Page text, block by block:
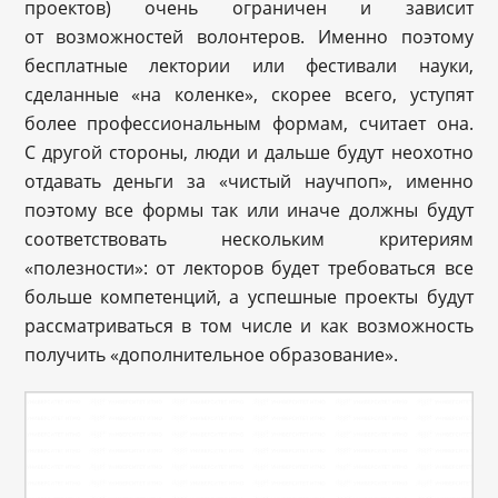
проектов) очень ограничен и зависит
от возможностей волонтеров. Именно поэтому
бесплатные лектории или фестивали науки,
сделанные «на коленке», скорее всего, уступят
более профессиональным формам, считает она.
С другой стороны, люди и дальше будут неохотно
отдавать деньги за «чистый научпоп», именно
поэтому все формы так или иначе должны будут
соответствовать нескольким критериям
«полезности»: от лекторов будет требоваться все
больше компетенций, а успешные проекты будут
рассматриваться в том числе и как возможность
получить «дополнительное образование».